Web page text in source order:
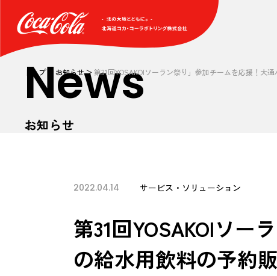
トップ お知らせ 第31回YOSAKOIソーラン祭り」参加チームを応援！大
News
お知らせ
2022.04.14 サービス・ソリューション
第31回YOSAKOIソー
の給水用飲料の予約